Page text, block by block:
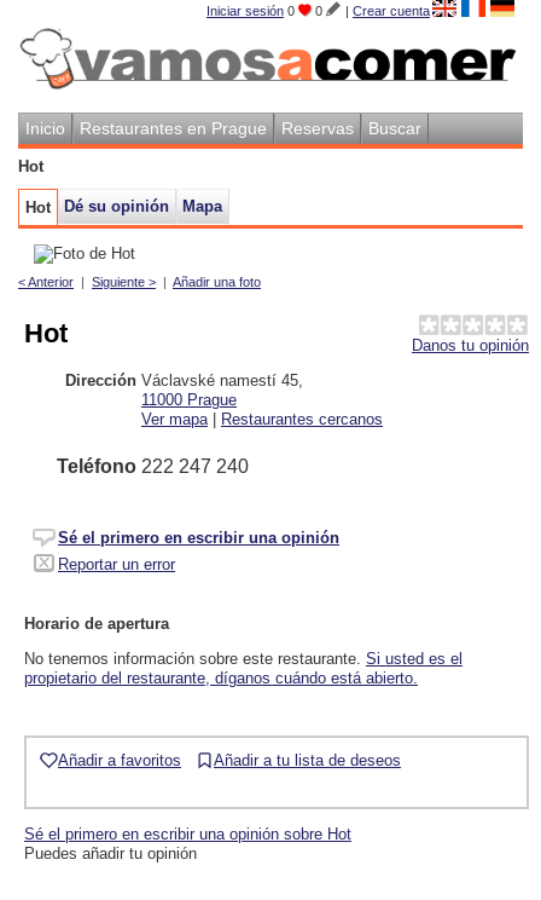
Iniciar sesión 0 0 | Crear cuenta
Inicio Restaurantes en Prague Reservas Buscar
Hot
Hot Dé su opinión Mapa
< Anterior | Siguiente > | Añadir una foto
Danos tu opinión
Hot
Dirección Václavské namestí 45
11000 Prague
Ver mapa | Restaurantes cercanos
Teléfono 222 247 240
Sé el primero en escribir una opinión
Reportar un error
Horario de apertura
No tenemos información sobre este restaurante. Si usted es el
propietario del restaurante, díganos cuándo está abierto.
Añadir a favoritos Añadir a tu lista de deseos
Sé el primero en escribir una opinión sobre Hot
Puedes añadir tu opinión